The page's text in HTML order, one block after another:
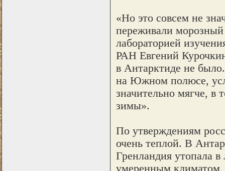
«Но это совсем не
переживали
лабораторией
РАН Евгений
в Антарктиде не
на Южном полюсе,
значительно мягче, в
зимы».
По утверждениям
очень теплой. В
Гренландия утопала
умеренным